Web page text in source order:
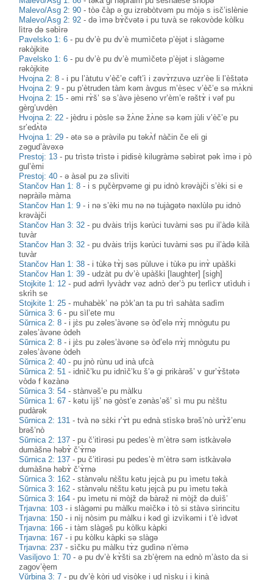
Malevo/Asg 2: 90 -tòə čàp ə gu izrəbòtvəm pu mòjə s isč’islènie
Malevo/Asg 2: 92 -də ìmə bɤ̀čvətə i pu tuvà se rəkovòde kòlku
lìtrə də səbìrə
Pavelsko 1: 6 -pu dv’è pu dv’è mumìčetə p’èjət i slàgəme
rəkòjkite
Pavelsko 1: 6 -pu dv’è pu dv’è mumìčetə p’èjət i slàgəme
rəkòjkite
Hvojna 2: 8 - i pu l’àtutu v’èč’e cəft’ì i zəvɤ̀rzuvə uzr’èe li l’èštətə
Hvojna 2: 9 -pu p’ètruden tàm kəm àvgus m’èsec v’èč’e sə mʌ̀kni
Hvojna 2: 15 -əmi rɤ̀š’ sə s’àvə jèseno vr’èm’e rəštɤ̀ i vəf pu
gèrg’uvdèn
Hvojna 2: 22 - jèdru i pòsle sə žʌ̀ne žʌ̀ne sə kəm jùli v’èč’e pu
sr’edʌ̀tə
Hvojna 1: 29 -ətə sə ə pràvilə pu təkʌ̀f nàčin če eli gi
zəgud’àvəxə
Prestoj: 13 -pu trìstə trìstə i pidisè kilugràmə səbìrət pək ìmə i pò
gul’èmi
Prestoj: 40 -ə àsəl pu zə slìviti
Stančov Han 1: 8 - i s pu̥čèrpvəme gi pu idnò krәvàjči s’èki si e
nәpràilə màma
Stančov Han 1: 9 - i nə s’èki mu nə nә tujàgәtә nəxlùlə pu idnò
krәvàjči
Stančov Han 3: 32 -pu dvàis trìjs kərùci tuvàrni səs pu il’àdə kilà
tuvàr
Stančov Han 3: 32 -pu dvàis trìjs kərùci tuvàrni səs pu il’àdə kilà
tuvàr
Stančov Han 1: 38 - i tùkә tɤ̀j sәs pùluve i tùkә pu inɤ̀ upàški
Stančov Han 1: 39 -udzàt pu dv’è upàški [laughter] [sigh]
Stojkite 1: 12 -pud adnᶤì lyvàdɤ vəz adnɔ̀ der’ɔ̀ pu terlìcɤ utìduh i
skrìh se
Stojkite 1: 25 - muhabèk’ nə pɔ̀k’an ta pu trì sahàta sadìm
Sŭrnica 3: 6 -pu sìl’ete mu
Sŭrnica 2: 8 - i jɛ̀s pu zəles’àvəne sə òd’elə nɤ̀j mnògutu pu
zəles’àvəne òdeh
Sŭrnica 2: 8 - i jɛ̀s pu zəles’àvəne sə òd’elə nɤ̀j mnògutu pu
zəles’àvəne òdeh
Sŭrnica 2: 40 -pu jnò rùnu ud inà ufcà
Sŭrnica 2: 51 - idnìč’ku pu idnìč’ku š’ə gi prikàrəš’ v gur’ɤ̀štətə
vòdə f kəzànə
Sŭrnica 3: 54 -stànvəš’e pu màlku
Sŭrnica 1: 67 - kətu ìjš’ nə gòst’e zənàs’əš’ sì mu pu nɛ̀štu
pudàrək
Sŭrnica 2: 131 -tvà nə sɛ̀ki r’ɤ̀t pu ednà stìskə brəš’nò urɤ̀ž’enu
brəš’nò
Sŭrnica 2: 137 -pu č’itìrəsi pu pedes’è m’ètrə səm istkàvələ
dumàšnə həbɤ̀ č’ɤ̀rnə
Sŭrnica 2: 137 -pu č’itìrəsi pu pedes’è m’ètrə səm istkàvələ
dumàšnə həbɤ̀ č’ɤ̀rnə
Sŭrnica 3: 162 -stànvəlu nɛ̀štu kətu jejcà pu pu ìmetu təkà
Sŭrnica 3: 162 -stànvəlu nɛ̀štu kətu jejcà pu pu ìmetu təkà
Sŭrnica 3: 164 -pu ìmetu ni mòjž də bàrəž ni mòjž də duìš’
Trjavna: 103 - i slàgəmi pu màlku məìčkə i tò si stàvə sìrincitu
Trjavna: 150 - i nìj nòsim pu màlku i kəd gì izvìkəmi i t’è ìdvət
Trjavna: 166 - i tàm slàgəš pu kòlku kàpki
Trjavna: 167 - i pu kòlku kàpki sə slàgə
Trjavna: 237 -sìčku pu màlku tɤ̀z gudìnə n’èmə
Vasiljovo 1: 70 -ə pu dv’è kɤ̀šti sa zb’è̝rem na ednò m’àsto da si
zagov’è̝em
Vŭrbina 3: 7 -pu dv’è kòri ud visòke i ud nìsku i i kinà